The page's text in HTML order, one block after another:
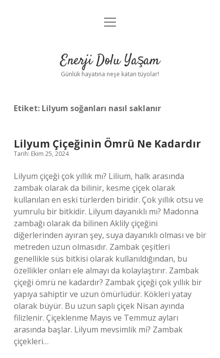
Anasayfa
Yasal Uyarı
menüyü
Enerji Dolu Yaşam
Günlük hayatına neşe katan tüyolar!
Etiket: Lilyum soğanları nasıl saklanır
Lilyum Çiçeğinin Ömrü Ne Kadardır
Tarih: Ekim 25, 2024
Lilyum çiçeği çok yıllık mı? Lilium, halk arasında
zambak olarak da bilinir, kesme çiçek olarak
kullanılan en eski türlerden biridir. Çok yıllık otsu ve
yumrulu bir bitkidir. Lilyum dayanıklı mı? Madonna
zambağı olarak da bilinen Aklily çiçeğini
diğerlerinden ayıran şey, suya dayanıklı olması ve bir
metreden uzun olmasıdır. Zambak çeşitleri
genellikle süs bitkisi olarak kullanıldığından, bu
özellikler onları ele almayı da kolaylaştırır. Zambak
çiçeği ömrü ne kadardır? Zambak çiçeği çok yıllık bir
yapıya sahiptir ve uzun ömürlüdür. Kökleri yatay
olarak büyür. Bu uzun saplı çiçek Nisan ayında
filizlenir. Çiçeklenme Mayıs ve Temmuz ayları
arasında başlar. Lilyum mevsimlik mi? Zambak
çiçekleri…